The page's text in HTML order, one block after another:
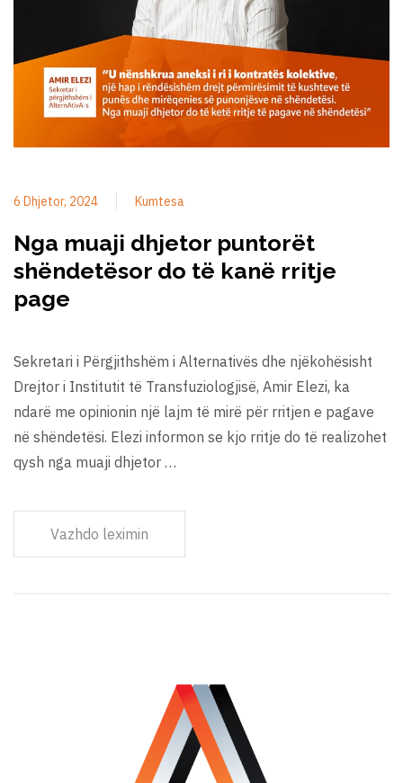
6 Dhjetor, 2024 Kumtesa
Nga muaji dhjetor puntorët
shëndetësor do të kanë rritje
page
Sekretari i Përgjithshëm i Alternativës dhe njëkohësisht
Drejtor i Institutit të Transfuziologjisë, Amir Elezi, ka
ndarë me opinionin një lajm të mirë për rritjen e pagave
në shëndetësi. Elezi informon se kjo rritje do të realizohet
qysh nga muaji dhjetor …
Vazhdo leximin